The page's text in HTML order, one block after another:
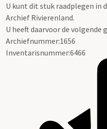
U kunt dit stuk raadplegen in
Archief Rivierenland.
U heeft daarvoor de volgende
Archiefnummer:1656
Inventarisnummer:6466